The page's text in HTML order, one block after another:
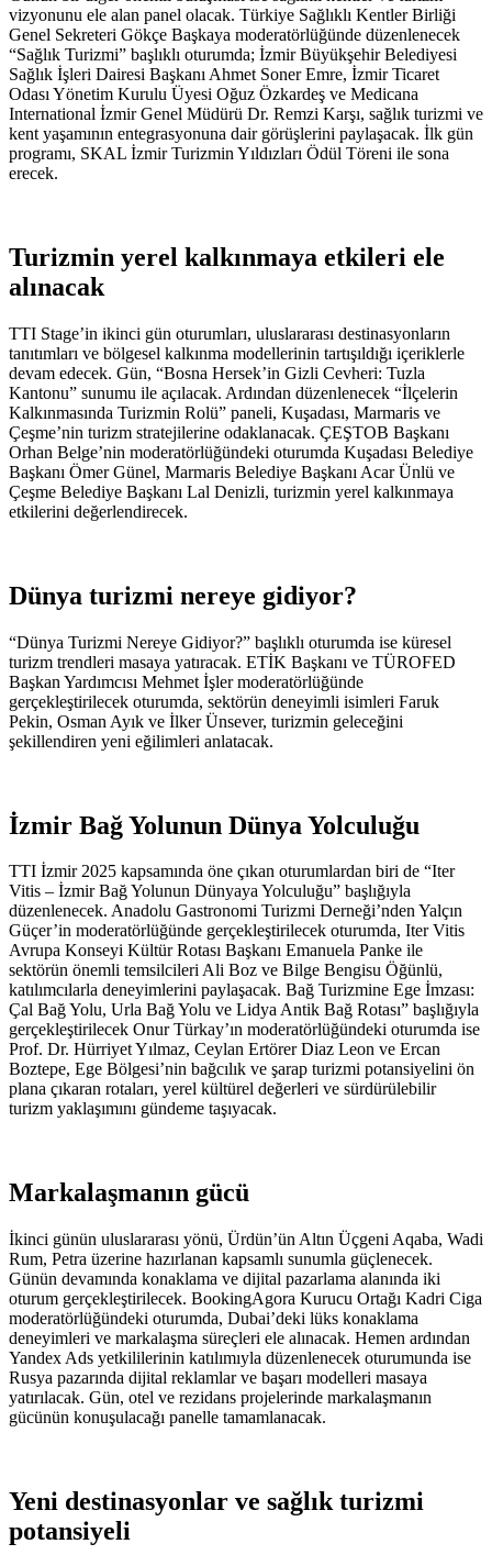
vizyonunu ele alan panel olacak. Türkiye Sağlıklı Kentler Birliği
Genel Sekreteri Gökçe Başkaya moderatörlüğünde düzenlenecek
“Sağlık Turizmi” başlıklı oturumda; İzmir Büyükşehir Belediyesi
Sağlık İşleri Dairesi Başkanı Ahmet Soner Emre, İzmir Ticaret
Odası Yönetim Kurulu Üyesi Oğuz Özkardeş ve Medicana
International İzmir Genel Müdürü Dr. Remzi Karşı, sağlık turizmi ve
kent yaşamının entegrasyonuna dair görüşlerini paylaşacak. İlk gün
programı, SKAL İzmir Turizmin Yıldızları Ödül Töreni ile sona
erecek.
Turizmin yerel kalkınmaya etkileri ele
alınacak
TTI Stage’in ikinci gün oturumları, uluslararası destinasyonların
tanıtımları ve bölgesel kalkınma modellerinin tartışıldığı içeriklerle
devam edecek. Gün, “Bosna Hersek’in Gizli Cevheri: Tuzla
Kantonu” sunumu ile açılacak. Ardından düzenlenecek “İlçelerin
Kalkınmasında Turizmin Rolü” paneli, Kuşadası, Marmaris ve
Çeşme’nin turizm stratejilerine odaklanacak. ÇEŞTOB Başkanı
Orhan Belge’nin moderatörlüğündeki oturumda Kuşadası Belediye
Başkanı Ömer Günel, Marmaris Belediye Başkanı Acar Ünlü ve
Çeşme Belediye Başkanı Lal Denizli, turizmin yerel kalkınmaya
etkilerini değerlendirecek.
Dünya turizmi nereye gidiyor?
“Dünya Turizmi Nereye Gidiyor?” başlıklı oturumda ise küresel
turizm trendleri masaya yatıracak. ETİK Başkanı ve TÜROFED
Başkan Yardımcısı Mehmet İşler moderatörlüğünde
gerçekleştirilecek oturumda, sektörün deneyimli isimleri Faruk
Pekin, Osman Ayık ve İlker Ünsever, turizmin geleceğini
şekillendiren yeni eğilimleri anlatacak.
İzmir Bağ Yolunun Dünya Yolculuğu
TTI İzmir 2025 kapsamında öne çıkan oturumlardan biri de “Iter
Vitis – İzmir Bağ Yolunun Dünyaya Yolculuğu” başlığıyla
düzenlenecek. Anadolu Gastronomi Turizmi Derneği’nden Yalçın
Güçer’in moderatörlüğünde gerçekleştirilecek oturumda, Iter Vitis
Avrupa Konseyi Kültür Rotası Başkanı Emanuela Panke ile
sektörün önemli temsilcileri Ali Boz ve Bilge Bengisu Öğünlü,
katılımcılarla deneyimlerini paylaşacak. Bağ Turizmine Ege İmzası:
Çal Bağ Yolu, Urla Bağ Yolu ve Lidya Antik Bağ Rotası” başlığıyla
gerçekleştirilecek Onur Türkay’ın moderatörlüğündeki oturumda ise
Prof. Dr. Hürriyet Yılmaz, Ceylan Ertörer Diaz Leon ve Ercan
Boztepe, Ege Bölgesi’nin bağcılık ve şarap turizmi potansiyelini ön
plana çıkaran rotaları, yerel kültürel değerleri ve sürdürülebilir
turizm yaklaşımını gündeme taşıyacak.
Markalaşmanın gücü
İkinci günün uluslararası yönü, Ürdün’ün Altın Üçgeni Aqaba, Wadi
Rum, Petra üzerine hazırlanan kapsamlı sunumla güçlenecek.
Günün devamında konaklama ve dijital pazarlama alanında iki
oturum gerçekleştirilecek. BookingAgora Kurucu Ortağı Kadri Ciga
moderatörlüğündeki oturumda, Dubai’deki lüks konaklama
deneyimleri ve markalaşma süreçleri ele alınacak. Hemen ardından
Yandex Ads yetkililerinin katılımıyla düzenlenecek oturumunda ise
Rusya pazarında dijital reklamlar ve başarı modelleri masaya
yatırılacak. Gün, otel ve rezidans projelerinde markalaşmanın
gücünün konuşulacağı panelle tamamlanacak.
Yeni destinasyonlar ve sağlık turizmi
potansiyeli